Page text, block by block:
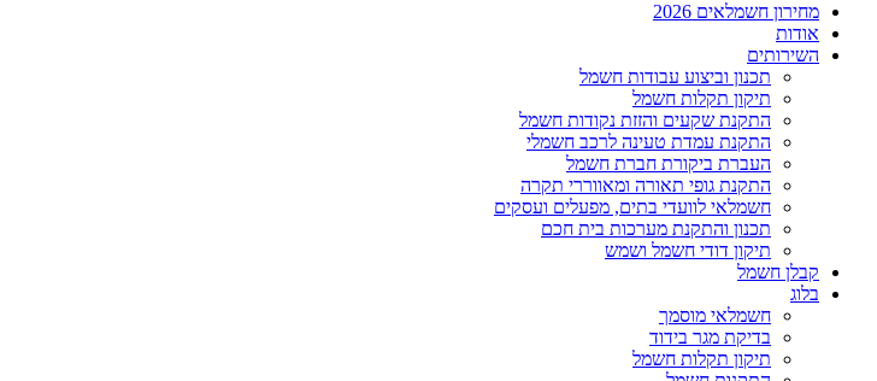
מחירון חשמלאים 2026
אודות
השירותים
תכנון וביצוע עבודות חשמל
תיקון תקלות חשמל
התקנת שקעים והזזת נקודות חשמל
התקנת עמדת טעינה לרכב חשמלי
העברת ביקורת חברת חשמל
התקנת גופי תאורה ומאווררי תקרה
חשמלאי לוועדי בתים, מפעלים ועסקים
תכנון והתקנת מערכות בית חכם
תיקון דודי חשמל ושמש
קבלן חשמל
בלוג
חשמלאי מוסמך
בדיקת מגר בידוד
תיקון תקלות חשמל